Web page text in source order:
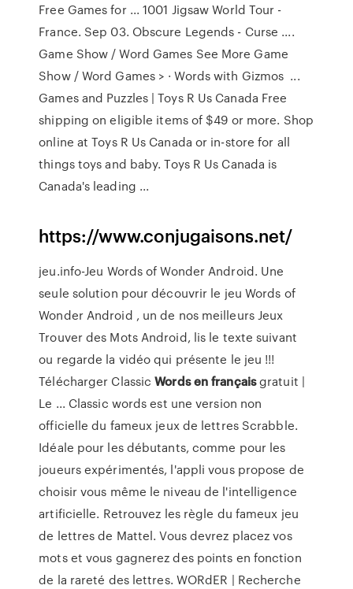
Free Games for ... 1001 Jigsaw World Tour -
France. Sep 03. Obscure Legends - Curse ....
Game Show / Word Games See More Game
Show / Word Games > · Words with Gizmos ...
Games and Puzzles | Toys R Us Canada Free
shipping on eligible items of $49 or more. Shop
online at Toys R Us Canada or in-store for all
things toys and baby. Toys R Us Canada is
Canada's leading ...
https://www.conjugaisons.net/
jeu.info-Jeu Words of Wonder Android. Une
seule solution pour découvrir le jeu Words of
Wonder Android , un de nos meilleurs Jeux
Trouver des Mots Android, lis le texte suivant
ou regarde la vidéo qui présente le jeu !!!
Télécharger ClassicWords en françaisgratuit |
Le ... Classic words est une version non
officielle du fameux jeux de lettres Scrabble.
Idéale pour les débutants, comme pour les
joueurs expérimentés, l'appli vous propose de
choisir vous même le niveau de l'intelligence
artificielle. Retrouvez les règle du fameux jeu
de lettres de Mattel. Vous devrez placez vos
mots et vous gagnerez des points en fonction
de la rareté des lettres. WORdER | Recherche